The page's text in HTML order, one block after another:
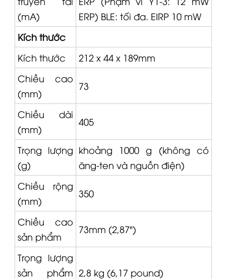
(mA)
ERP) BLE: tối đa. EIRP 10 mW
Kích thước
Kích thước
212 x 44 x 189mm
Chiều cao
(mm)
73
Chiều dài
(mm)
405
Trọng lượng
(g)
khoảng 1000 g (không có
ăng-ten và nguồn điện)
Chiều rộng
(mm)
350
Chiều cao
sản phẩm
73mm (2,87")
Trọng lượng
sản phẩm 2,8 kg (6,17 pound)